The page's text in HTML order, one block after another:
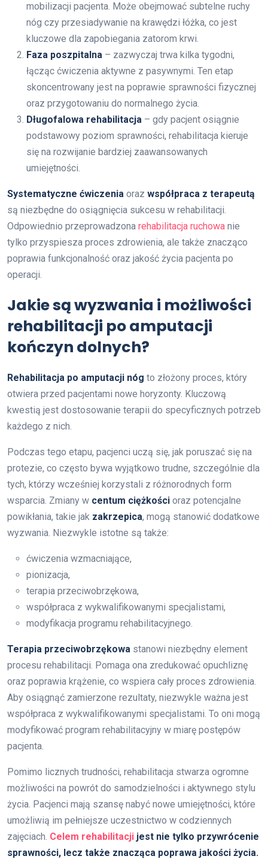
mobilizacji pacjenta. Może obejmować subtelne ruchy
nóg czy przesiadywanie na krawędzi łóżka, co jest
kluczowe dla zapobiegania zatorom krwi.
Faza poszpitalna – zazwyczaj trwa kilka tygodni,
łącząc ćwiczenia aktywne z pasywnymi. Ten etap
skoncentrowany jest na poprawie sprawności fizycznej
oraz przygotowaniu do normalnego życia.
Długofalowa rehabilitacja – gdy pacjent osiągnie
podstawowy poziom sprawności, rehabilitacja kieruje
się na rozwijanie bardziej zaawansowanych
umiejętności.
Systematyczne ćwiczenia oraz współpraca z terapeutą
są niezbędne do osiągnięcia sukcesu w rehabilitacji.
Odpowiednio przeprowadzona rehabilitacja ruchowa nie
tylko przyspiesza proces zdrowienia, ale także znacząco
poprawia funkcjonalność oraz jakość życia pacjenta po
operacji.
Jakie są wyzwania i możliwości
rehabilitacji po amputacji
kończyn dolnych?
Rehabilitacja po amputacji nóg to złożony proces, który
otwiera przed pacjentami nowe horyzonty. Kluczową
kwestią jest dostosowanie terapii do specyficznych potrzeb
każdego z nich.
Podczas tego etapu, pacjenci uczą się, jak poruszać się na
protezie, co często bywa wyjątkowo trudne, szczególnie dla
tych, którzy wcześniej korzystali z różnorodnych form
wsparcia. Zmiany w centum ciężkości oraz potencjalne
powikłania, takie jak zakrzepica, mogą stanowić dodatkowe
wyzwania. Niezwykle istotne są także:
ćwiczenia wzmacniające,
pionizacja,
terapia przeciwobrzękowa,
współpraca z wykwalifikowanymi specjalistami,
modyfikacja programu rehabilitacyjnego.
Terapia przeciwobrzękowa stanowi niezbędny element
procesu rehabilitacji. Pomaga ona zredukować opuchliznę
oraz poprawia krążenie, co wspiera cały proces zdrowienia.
Aby osiągnąć zamierzone rezultaty, niezwykle ważna jest
współpraca z wykwalifikowanymi specjalistami. To oni mogą
modyfikować program rehabilitacyjny w miarę postępów
pacjenta.
Pomimo licznych trudności, rehabilitacja stwarza ogromne
możliwości na powrót do samodzielności i aktywnego stylu
życia. Pacjenci mają szansę nabyć nowe umiejętności, które
umożliwią im pełniejsze uczestnictwo w codziennych
zajęciach. Celem rehabilitacji jest nie tylko przywrócenie
sprawności, lecz także znacząca poprawa jakości życia.